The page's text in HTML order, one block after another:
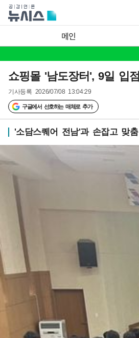
메인
쇼핑몰 '남도장터', 9일 입
기사등록 2026/07/08 13:04:29
구글에서 선호하는 매체로 추가
'소담스퀘어 전남'과 손잡고 맞